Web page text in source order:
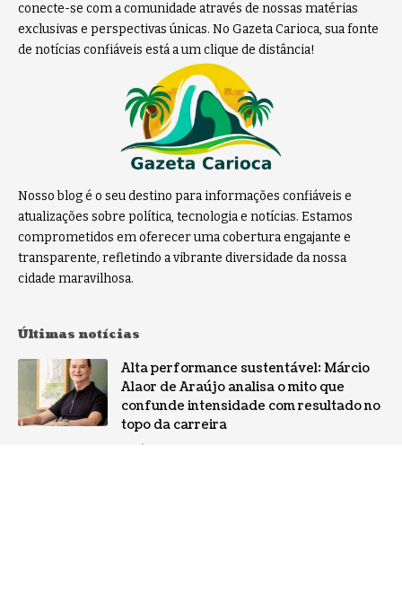
conecte-se com a comunidade através de nossas matérias
exclusivas e perspectivas únicas. No Gazeta Carioca, sua fonte
de notícias confiáveis está a um clique de distância!
Nosso blog é o seu destino para informações confiáveis e
atualizações sobre política, tecnologia e notícias. Estamos
comprometidos em oferecer uma cobertura engajante e
transparente, refletindo a vibrante diversidade da nossa
cidade maravilhosa.
Últimas notícias
Alta performance sustentável: Márcio
Alaor de Araújo analisa o mito que
confunde intensidade com resultado no
topo da carreira
NOTÍCIAS